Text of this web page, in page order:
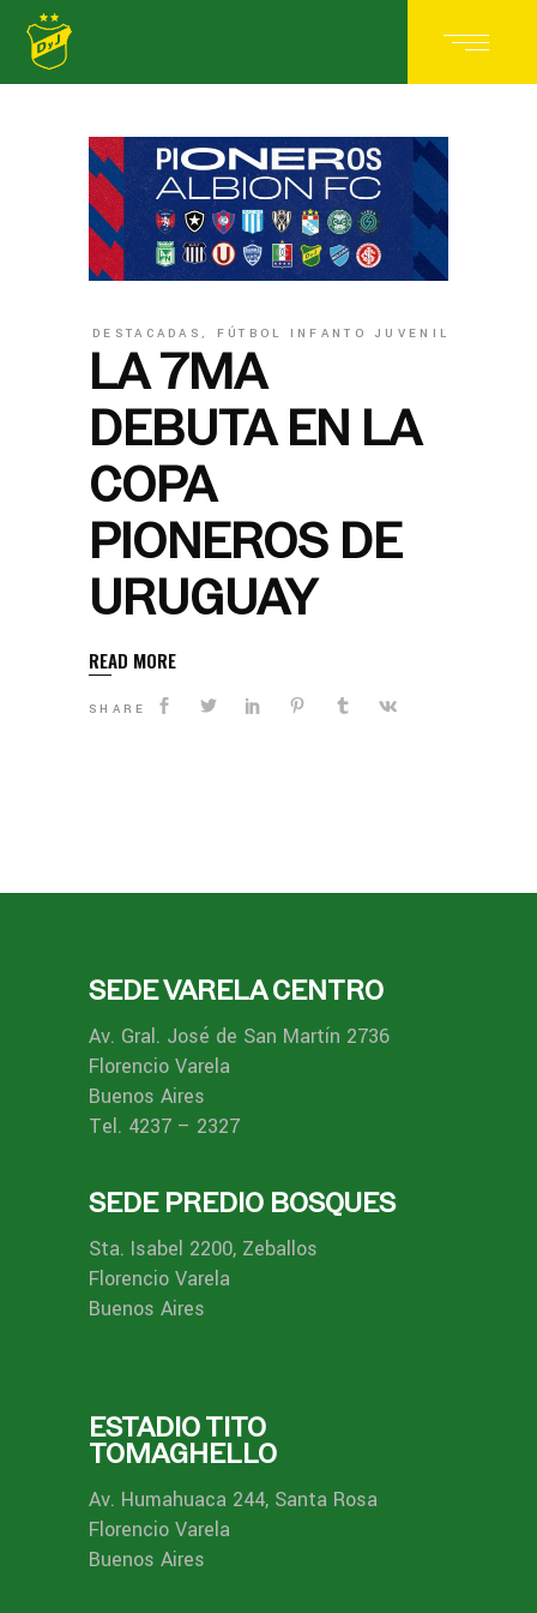
DESTACADAS , FÚTBOL INFANTO JUVENIL
LA 7MA
DEBUTA EN LA
COPA
PIONEROS DE
URUGUAY
READ MORE
SHARE
SEDE VARELA CENTRO
Av. Gral. José de San Martín 2736
Florencio Varela
Buenos Aires
Tel. 4237 – 2327
SEDE PREDIO BOSQUES
Sta. Isabel 2200, Zeballos
Florencio Varela
Buenos Aires
ESTADIO TITO
TOMAGHELLO
Av. Humahuaca 244, Santa Rosa
Florencio Varela
Buenos Aires